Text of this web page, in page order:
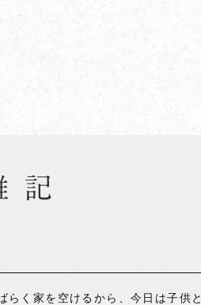
く家を空けるから、今日は子供